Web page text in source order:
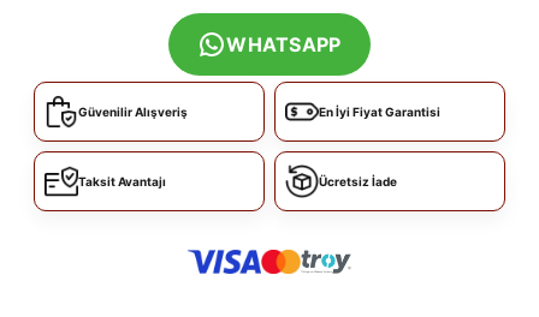
WHATSAPP
Güvenilir Alışveriş En İyi Fiyat Garantisi
Taksit Avantajı Ücretsiz İade